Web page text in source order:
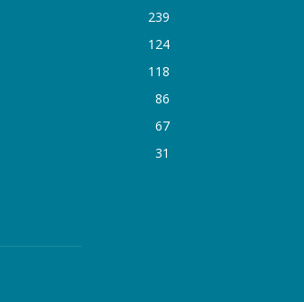
239
124
118
86
67
31